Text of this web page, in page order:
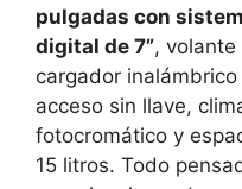
pulgadas con
digital de 7”, volante
cargador
acceso sin llave,
fotocromático y
15 litros. Todo